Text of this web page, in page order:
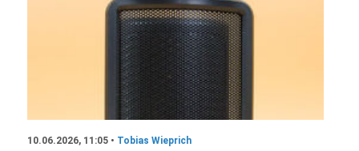
10.06.2026, 11:05 • Tobias Wieprich